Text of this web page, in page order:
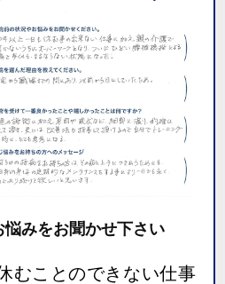
みをお聞かせ下さい
むことのできない仕事